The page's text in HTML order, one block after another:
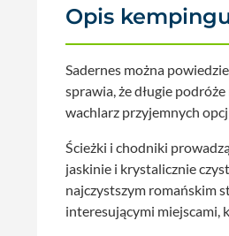
Opis
Sadernes można
sprawia, że długie
wachlarz przyjemnych
Ścieżki i chodniki
jaskinie i krystalicznie
najczystszym romańskim
interesującymi miejscami,